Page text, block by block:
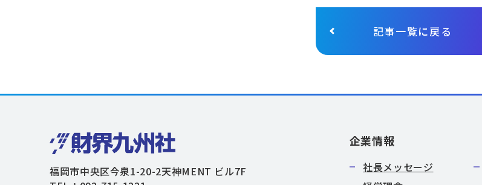
記事一覧に戻る
福岡市中央区今泉1-20-2天神MENT ビル7F
企業情報
社長メッセージ